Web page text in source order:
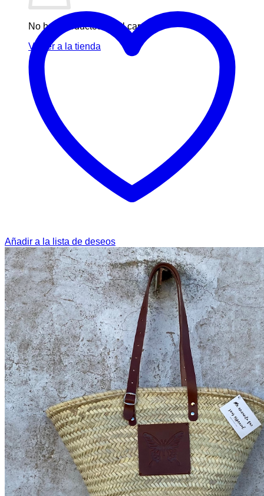
No hay productos en el carrito.
Volver a la tienda
Añadir a la lista de deseos